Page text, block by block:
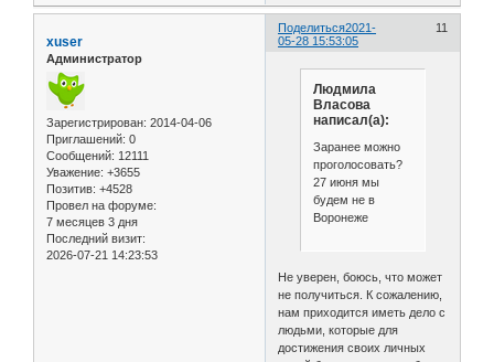
Поделиться 11
2021-
05-28 15:53:05
xuser
Администратор
Зарегистрирован: 2014-04-06
Приглашений: 0
Сообщений: 12111
Уважение: +3655
Позитив: +4528
Провел на форуме:
7 месяцев 3 дня
Последний визит:
2026-07-21 14:23:53
Людмила
Власова
написал(а):
Заранее можно
проголосовать?
27 июня мы
будем не в
Воронеже
Не уверен, боюсь, что может
не получиться. К сожалению,
нам приходится иметь дело с
людьми, которые для
достижения своих личных